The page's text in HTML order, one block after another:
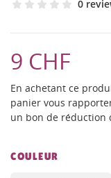
0
9 CHF
En achetant ce
panier vous
un bon de réduction
COULEUR